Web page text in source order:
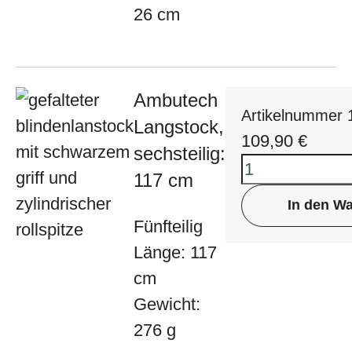
26 cm
Ambutech
Langstock,
sechsteilig:
117 cm
Fünfteilig
Länge: 117
cm
Gewicht:
276 g
Artikelnummer
109,90 €
In den